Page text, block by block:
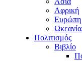
Αφρική
Ευρώπη
Πολιτισμός
Βιβλίο